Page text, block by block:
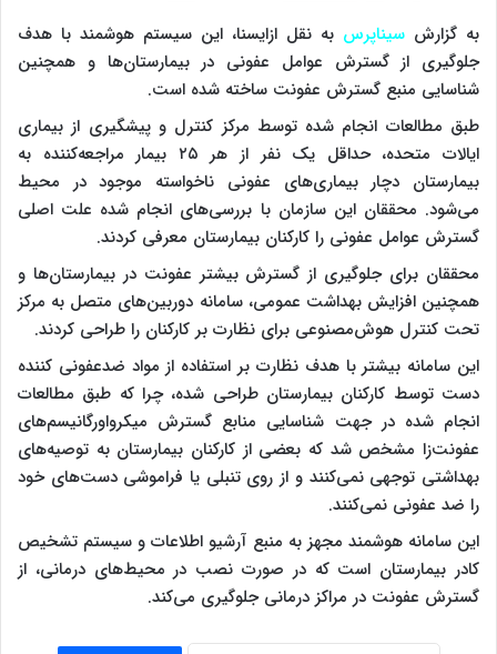
به گزارش سیناپرس به نقل ازایسنا، این سیستم هوشمند با هدف
جلوگیری از گسترش عوامل عفونی در بیمارستان‌ها و همچنین
شناسایی منبع گسترش عفونت ساخته شده است.
طبق مطالعات انجام شده توسط مرکز کنترل و پیشگیری از بیماری
ایالات متحده، حداقل یک نفر از هر ۲۵ بیمار مراجعه‌کننده به
بیمارستان دچار بیماری‌های عفونی ناخواسته موجود در محیط
می‌شود. محققان این سازمان با بررسی‌های انجام شده علت اصلی
گسترش عوامل عفونی را کارکنان بیمارستان معرفی کردند.
محققان برای جلوگیری از گسترش بیشتر عفونت در بیمارستان‌ها و
همچنین افزایش بهداشت عمومی، سامانه دوربین‌های متصل به مرکز
تحت کنترل هوش‌مصنوعی برای نظارت بر کارکنان را طراحی کردند.
این سامانه بیشتر با هدف نظارت بر استفاده از مواد ضدعفونی کننده
دست توسط کارکنان بیمارستان طراحی شده، چرا که طبق مطالعات
انجام شده در جهت شناسایی منابع گسترش میکرواورگانیسم‌های
عفونت‌زا مشخص شد که بعضی از کارکنان بیمارستان به توصیه‌های
بهداشتی توجهی نمی‌کنند و از روی تنبلی یا فراموشی دست‌های خود
را ضد عفونی نمی‌کنند.
این سامانه هوشمند مجهز به منبع آرشیو اطلاعات و سیستم تشخیص
کادر بیمارستان است که در صورت نصب در محیط‌های درمانی، از
گسترش عفونت در مراکز درمانی جلوگیری می‌کند.